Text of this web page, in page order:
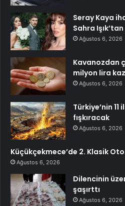
Seray Kaya
Sahra
Ağustos 6, 2026
Kavanozdan
milyon lira
Ağustos 6, 2026
Türkiye’nin
fışkıracak
Ağustos 6, 2026
Küçükçekmece’de 2. Klasik
Ağustos 6, 2026
Dilencinin
şaşırttı
Ağustos 6, 2026